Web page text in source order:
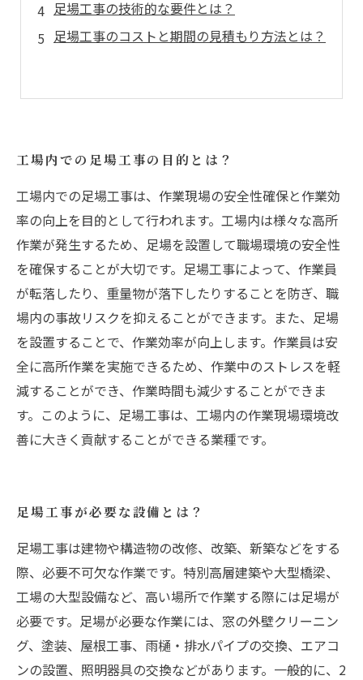
足場工事の技術的な要件とは？
足場工事のコストと期間の見積もり方法とは？
工場内での足場工事の目的とは？
工場内での足場工事は、作業現場の安全性確保と作業効
率の向上を目的として行われます。工場内は様々な高所
作業が発生するため、足場を設置して職場環境の安全性
を確保することが大切です。足場工事によって、作業員
が転落したり、重量物が落下したりすることを防ぎ、職
場内の事故リスクを抑えることができます。また、足場
を設置することで、作業効率が向上します。作業員は安
全に高所作業を実施できるため、作業中のストレスを軽
減することができ、作業時間も減少することができま
す。このように、足場工事は、工場内の作業現場環境改
善に大きく貢献することができる業種です。
足場工事が必要な設備とは？
足場工事は建物や構造物の改修、改築、新築などをする
際、必要不可欠な作業です。特別高層建築や大型橋梁、
工場の大型設備など、高い場所で作業する際には足場が
必要です。足場が必要な作業には、窓の外壁クリーニン
グ、塗装、屋根工事、雨樋・排水パイプの交換、エアコ
ンの設置、照明器具の交換などがあります。一般的に、2